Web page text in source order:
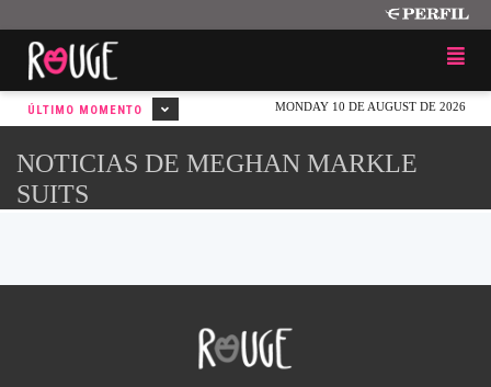
MONDAY 10 DE AUGUST DE 2026
ÚLTIMO MOMENTO
NOTICIAS DE MEGHAN MARKLE
SUITS